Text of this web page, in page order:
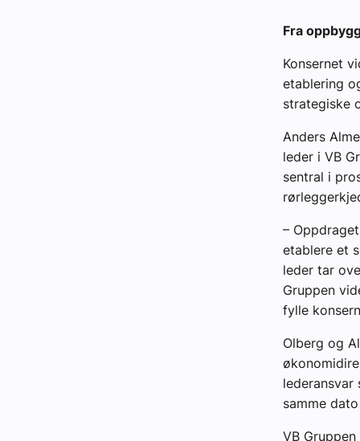
Fra
Konsernet
etablering
strategiske
Anders
leder i VB
sentral i
–
etablere et
leder tar
Gruppen
fylle
Olberg og
lederansvar
samme
VB